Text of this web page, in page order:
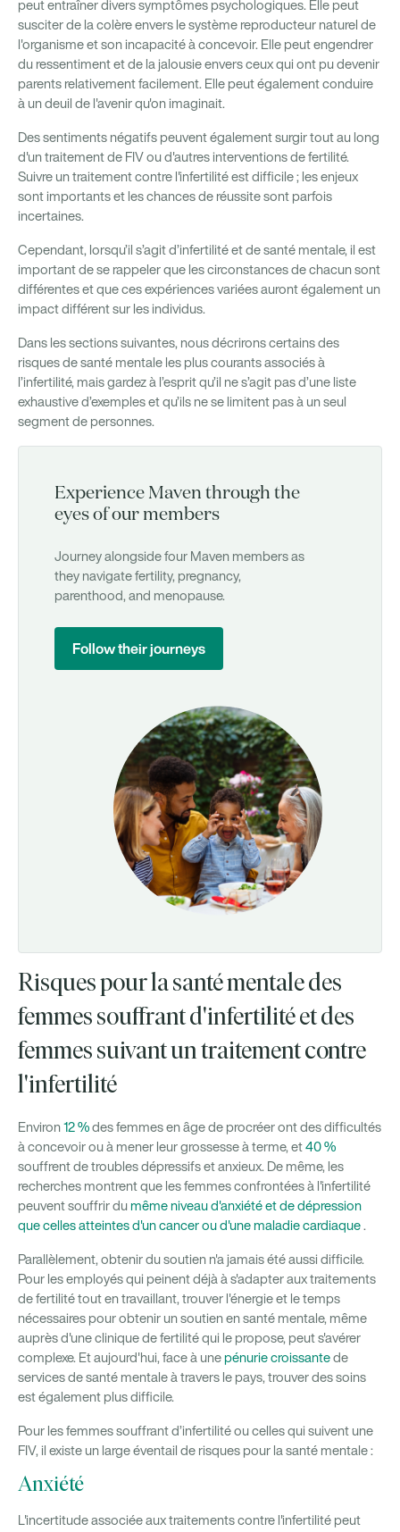
peut entraîner divers symptômes psychologiques. Elle peut
susciter de la colère envers le système reproducteur naturel de
l'organisme et son incapacité à concevoir. Elle peut engendrer
du ressentiment et de la jalousie envers ceux qui ont pu devenir
parents relativement facilement. Elle peut également conduire
à un deuil de l'avenir qu'on imaginait.
Des sentiments négatifs peuvent également surgir tout au long
d'un traitement de FIV ou d'autres interventions de fertilité.
Suivre un traitement contre l'infertilité est difficile ; les enjeux
sont importants et les chances de réussite sont parfois
incertaines.
Cependant, lorsqu’il s’agit d’infertilité et de santé mentale, il est
important de se rappeler que les circonstances de chacun sont
différentes et que ces expériences variées auront également un
impact différent sur les individus.
Dans les sections suivantes, nous décrirons certains des
risques de santé mentale les plus courants associés à
l’infertilité, mais gardez à l’esprit qu’il ne s’agit pas d’une liste
exhaustive d’exemples et qu’ils ne se limitent pas à un seul
segment de personnes.
Experience Maven through the
eyes of our members
Journey alongside four Maven members as
they navigate fertility, pregnancy,
parenthood, and menopause.
Follow their journeys
Risques pour la santé mentale des
femmes souffrant d'infertilité et des
femmes suivant un traitement contre
l'infertilité
Environ12 %des femmes en âge de procréer ont des difficultés
à concevoir ou à mener leur grossesse à terme, et40 %
souffrent de troubles dépressifs et anxieux. De même, les
recherches montrent que les femmes confrontées à l'infertilité
peuvent souffrir dumême niveau d'anxiété et de dépression
que celles atteintes d'un cancer ou d'une maladie cardiaque.
Parallèlement, obtenir du soutien n'a jamais été aussi difficile.
Pour les employés qui peinent déjà à s'adapter aux traitements
de fertilité tout en travaillant, trouver l'énergie et le temps
nécessaires pour obtenir un soutien en santé mentale, même
auprès d'une clinique de fertilité qui le propose, peut s'avérer
complexe. Et aujourd'hui, face à unepénurie croissantede
services de santé mentale à travers le pays, trouver des soins
est également plus difficile.
Pour les femmes souffrant d’infertilité ou celles qui suivent une
FIV, il existe un large éventail de risques pour la santé mentale :
Anxiété
L'incertitude associée aux traitements contre l'infertilité peut